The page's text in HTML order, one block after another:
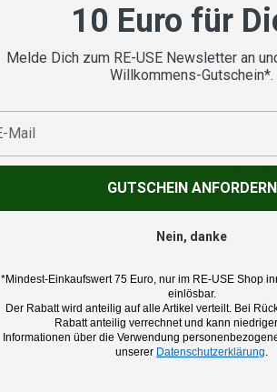
Farbe:
10 Euro für
Melde Dich zum RE-USE Newsletter an
Willkommens-Gutschein*.
GUTSCHEIN ANFORDERN
Nein, danke
*Mindest-Einkaufswert 75 Euro, nur im RE-USE Shop
einlösbar.
Der Rabatt wird anteilig auf alle Artikel verteilt. Bei
Rabatt anteilig verrechnet und kann
Informationen über die Verwendung
unserer Datenschutzerklärung